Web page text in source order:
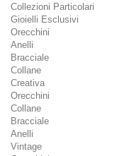
Collezioni Particolari
Gioielli Esclusivi
Orecchini
Anelli
Bracciale
Collane
Creativa
Orecchini
Collane
Bracciale
Anelli
Vintage